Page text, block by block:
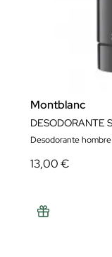
Montblanc
DESODORANTE
Desodorante hombre
13,00 €